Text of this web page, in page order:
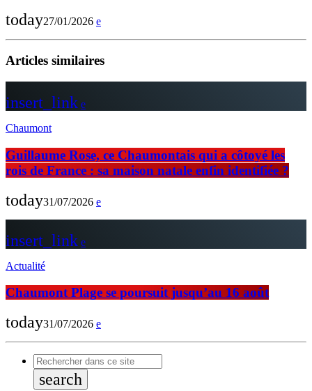
today27/01/2026
Articles similaires
insert_link
Chaumont
Guillaume Rose, ce Chaumontais qui a côtoyé les
rois de France : sa maison natale enfin identifiée ?
today31/07/2026
insert_link
Actualité
Chaumont Plage se poursuit jusqu’au 16 août
today31/07/2026
search